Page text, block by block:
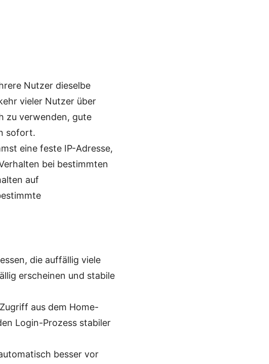
Nutzer dieselbe
vieler Nutzer über
zu verwenden, gute
sofort.
eine feste IP-Adresse,
bei bestimmten
auf
die auffällig viele
erscheinen und stabile
aus dem Home-
Login-Prozess stabiler
besser vor